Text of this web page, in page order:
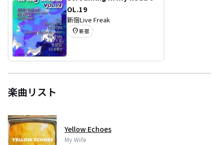
OL.19
新宿Live Freak
location_on 新宿
楽曲リスト
Yellow Echoes
My Wife